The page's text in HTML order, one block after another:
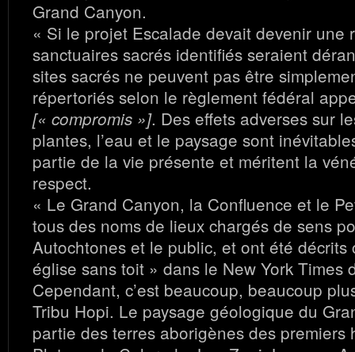
Grand Canyon.
« Si le projet Escalade devait devenir une
sanctuaires sacrés identifiés seraient
sites sacrés ne peuvent pas être
répertoriés selon le règlement fédéral
[« compromis »]. Des effets adverses sur
plantes, l’eau et le paysage sont
partie de la vie présente et méritent la
respect.
« Le Grand Canyon, la Confluence et le
tous des noms de lieux chargés de sens
Autochtones et le public, et ont été décrits
église sans toit » dans le New York Times
Cependant, c’est beaucoup, beaucoup
Tribu Hopi. Le paysage géologique du
partie des terres aborigènes des premiers